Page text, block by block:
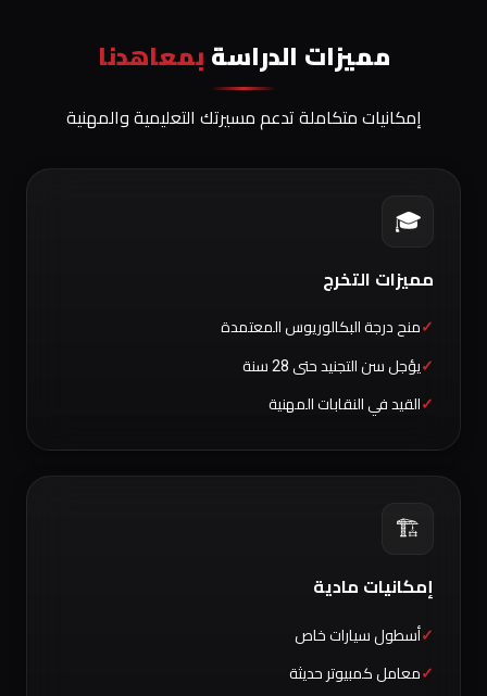
مميزات الدراسة بمعاهدنا
إمكانيات متكاملة تدعم مسيرتك التعليمية والمهنية
🎓
مميزات التخرج
منح درجة البكالوريوس المعتمدة
يؤجل سن التجنيد حتى 28 سنة
القيد في النقابات المهنية
🏗️
إمكانيات مادية
أسطول سيارات خاص
معامل كمبيوتر حديثة